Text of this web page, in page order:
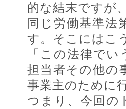
的な結末ですが
同じ労働基準法
す。そこにはこ
「この法律で
担当者その他の
事業主のために
つまり、今回の